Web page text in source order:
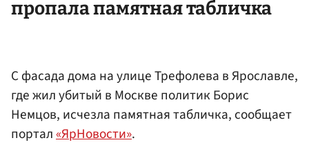
пропала памятная табличка
С фасада дома на улице Трефолева в Ярославле,
где жил убитый в Москве политик Борис
Немцов, исчезла памятная табличка, сообщает
портал«ЯрНовости».